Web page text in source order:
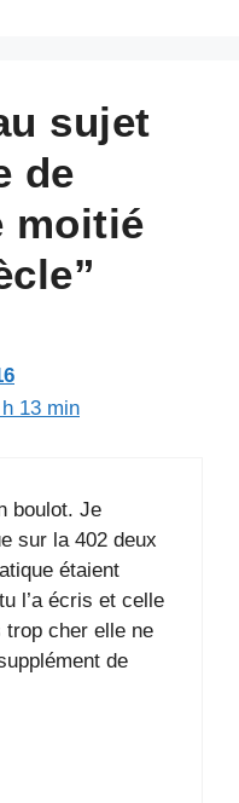
sujet
de
moitié
13 min
boulot. Je
sur la 402 deux
étaient
l’a écris et celle
cher elle ne
de